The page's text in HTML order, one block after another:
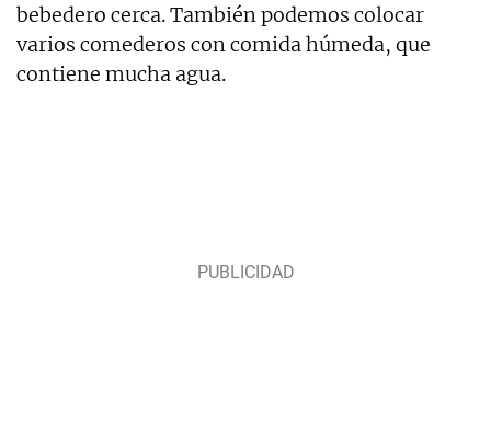
bebedero cerca. También podemos colocar
varios comederos con comida húmeda, que
contiene mucha agua.